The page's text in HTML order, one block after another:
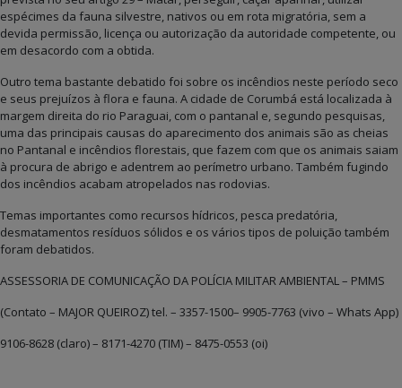
espécimes da fauna silvestre, nativos ou em rota migratória, sem a
devida permissão, licença ou autorização da autoridade competente, ou
em desacordo com a obtida.
Outro tema bastante debatido foi sobre os incêndios neste período seco
e seus prejuízos à flora e fauna. A cidade de Corumbá está localizada à
margem direita do rio Paraguai, com o pantanal e, segundo pesquisas,
uma das principais causas do aparecimento dos animais são as cheias
no Pantanal e incêndios florestais, que fazem com que os animais saiam
à procura de abrigo e adentrem ao perímetro urbano. Também fugindo
dos incêndios acabam atropelados nas rodovias.
Temas importantes como recursos hídricos, pesca predatória,
desmatamentos resíduos sólidos e os vários tipos de poluição também
foram debatidos.
ASSESSORIA DE COMUNICAÇÃO DA POLÍCIA MILITAR AMBIENTAL – PMMS
(Contato – MAJOR QUEIROZ) tel. – 3357-1500– 9905-7763 (vivo – Whats App)
9106-8628 (claro) – 8171-4270 (TIM) – 8475-0553 (oi)